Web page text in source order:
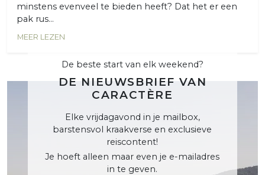
minstens evenveel te bieden heeft? Dat het er een
pak rus...
MEER LEZEN
De beste start van elk weekend?
DE NIEUWSBRIEF VAN
CARACTÈRE
Elke vrijdagavond in je mailbox,
barstensvol kraakverse en exclusieve
reiscontent!
Je hoeft alleen maar even je e-mailadres
in te geven.